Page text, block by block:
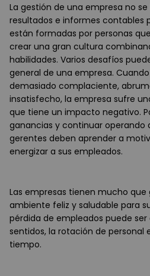
La gestión de una empresa no
resultados e informes contables
están formadas por personas
crear una gran cultura
habilidades. Varios desafíos
general de una empresa.
demasiado complaciente,
insatisfecho, la empresa sufre
que tiene un impacto negativo.
ganancias y continuar operando
gerentes deben aprender a
energizar a sus empleados.
Las empresas tienen mucho que
ambiente feliz y saludable para
pérdida de empleados puede ser
sentidos, la rotación de personal
tiempo.